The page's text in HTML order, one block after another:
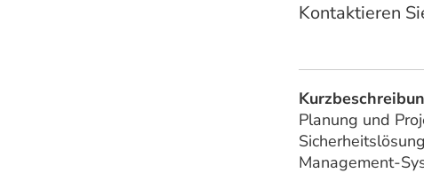
Kontaktieren
Planung und
Management-